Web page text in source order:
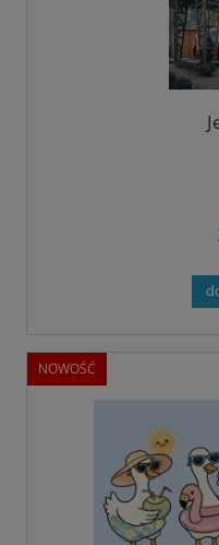
NOWOŚĆ